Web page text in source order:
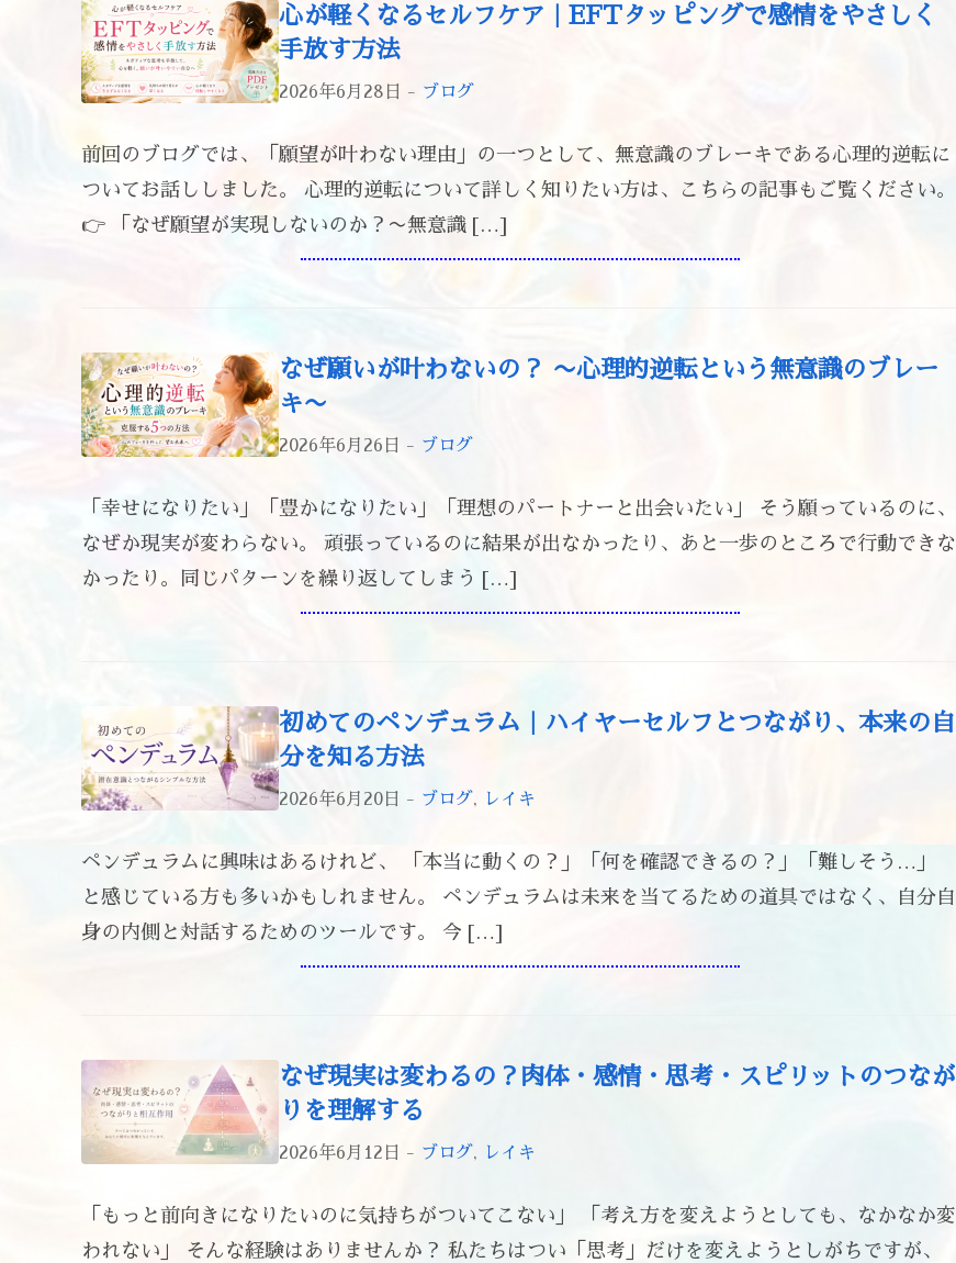
心が軽くなるセルフケア｜EFTタッピングで感情をやさしく
手放す方法
2026年6月28日 - ブログ
前回のブログでは、「願望が叶わない理由」の一つとして、無意識のブレーキである心理的逆転に
ついてお話ししました。 心理的逆転について詳しく知りたい方は、こちらの記事もご覧ください。
👉 「なぜ願望が実現しないのか？〜無意識 […]
なぜ願いが叶わないの？ 〜心理的逆転という無意識のブレー
キ〜
2026年6月26日 - ブログ
「幸せになりたい」「豊かになりたい」「理想のパートナーと出会いたい」 そう願っているのに、
なぜか現実が変わらない。 頑張っているのに結果が出なかったり、あと一歩のところで行動できな
かったり。同じパターンを繰り返してしまう […]
初めてのペンデュラム｜ハイヤーセルフとつながり、本来の自
分を知る方法
2026年6月20日 - ブログ, レイキ
ペンデュラムに興味はあるけれど、 「本当に動くの？」「何を確認できるの？」「難しそう…」
と感じている方も多いかもしれません。 ペンデュラムは未来を当てるための道具ではなく、自分自
身の内側と対話するためのツールです。 今 […]
なぜ現実は変わるの？肉体・感情・思考・スピリットのつなが
りを理解する
2026年6月12日 - ブログ, レイキ
「もっと前向きになりたいのに気持ちがついてこない」 「考え方を変えようとしても、なかなか変
われない」 そんな経験はありませんか？ 私たちはつい「思考」だけを変えようとしがちですが、